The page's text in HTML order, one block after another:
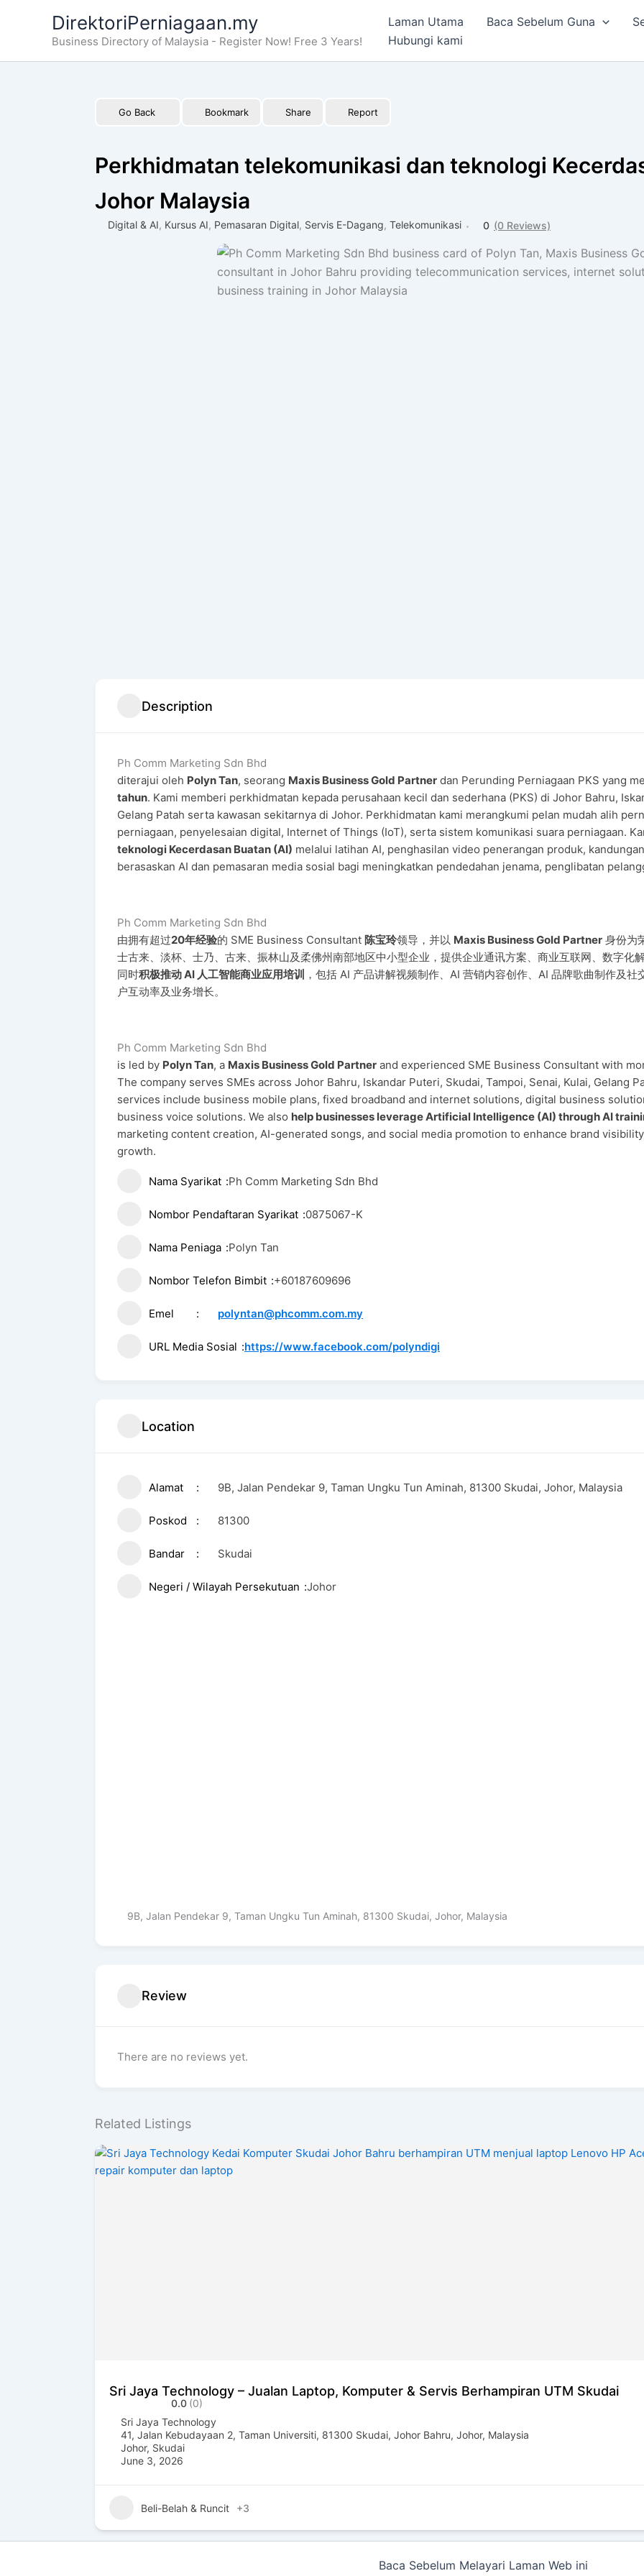
DirektoriPerniagaan.my
Business Directory of Malaysia - Register Now! Free 3 Years!
Laman Utama Baca Sebelum Guna
Hubungi kami
Go Back Bookmark Share Report
Perkhidmatan telekomunikasi dan teknologi
Johor Malaysia
Digital & AI, Kursus AI, Pemasaran Digital, Servis E-Dagang, Telekomunikasi 0 (0 Reviews)
Description
Ph Comm Marketing Sdn Bhd
diterajui oleh Polyn Tan, seorang Maxis Business Gold Partner dan Perunding Perniagaan PKS yang
tahun. Kami memberi perkhidmatan kepada perusahaan kecil dan sederhana (PKS) di Johor Bahru,
Gelang Patah serta kawasan sekitarnya di Johor. Perkhidmatan kami merangkumi pelan mudah alih
perniagaan, penyelesaian digital, Internet of Things (IoT), serta sistem komunikasi suara perniagaan.
teknologi Kecerdasan Buatan (AI) melalui latihan AI, penghasilan video penerangan produk,
berasaskan AI dan pemasaran media sosial bagi meningkatkan pendedahan jenama, penglibatan
Ph Comm Marketing Sdn Bhd
由拥有超过20年经验的 SME Business Consultant 陈宝玲领导，并以 Maxis Business Gold Partner 身份为
士古来、淡杯、士乃、古来、振林山及柔佛州南部地区中小型企业，提供企业通讯方案、商业互联网、数字化
同时积极推动 AI 人工智能商业应用培训 ，包括 AI 产品讲解视频制作、AI 营销内容创作、AI 品牌歌曲制作及
户互动率及业务增长。
Ph Comm Marketing Sdn Bhd
is led by Polyn Tan, a Maxis Business Gold Partner and experienced SME Business Consultant with
The company serves SMEs across Johor Bahru, Iskandar Puteri, Skudai, Tampoi, Senai, Kulai, Gelang
services include business mobile plans, fixed broadband and internet solutions, digital business
business voice solutions. We also help businesses leverage Artificial Intelligence (AI) through AI
marketing content creation, AI-generated songs, and social media promotion to enhance brand
growth.
Nama Syarikat Ph Comm Marketing Sdn Bhd
Nombor Pendaftaran Syarikat 0875067-K
Nama Peniaga Polyn Tan
Nombor Telefon Bimbit +60187609696
Emel polyntan@phcomm.com.my
URL Media Sosial https://www.facebook.com/polyndigi
Location
Alamat 9B, Jalan Pendekar 9, Taman Ungku Tun Aminah, 81300 Skudai, Johor, Malaysia
Poskod 81300
Bandar Skudai
Negeri / Wilayah Persekutuan Johor
9B, Jalan Pendekar 9, Taman Ungku Tun Aminah, 81300 Skudai, Johor, Malaysia
Review
There are no reviews yet.
Related Listings
Sri Jaya Technology – Jualan Laptop, Komputer & Servis Berhampiran UTM Skudai
0.0 (0)
Sri Jaya Technology
41, Jalan Kebudayaan 2, Taman Universiti, 81300 Skudai, Johor Bahru, Johor, Malaysia
Johor, Skudai
June 3, 2026
Beli-Belah & Runcit +3
Baca Sebelum Melayari Laman Web ini